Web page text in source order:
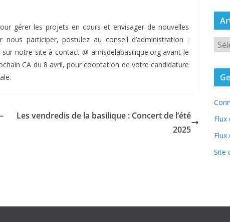
gérer les projets en cours et envisager de nouvelles
nous participer, postulez au conseil d’administration :
notre site à contact @ amisdelabasilique.org avant le
CA du 8 avril, pour cooptation de votre candidature
Les vendredis de la basilique : Concert de l’été
2025
r
t
l
e
s
e
s
Flux
Flux
Site